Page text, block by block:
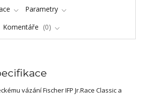
Parametry
Komentáře 0
vázání Fischer IFP Jr.Race Classic a